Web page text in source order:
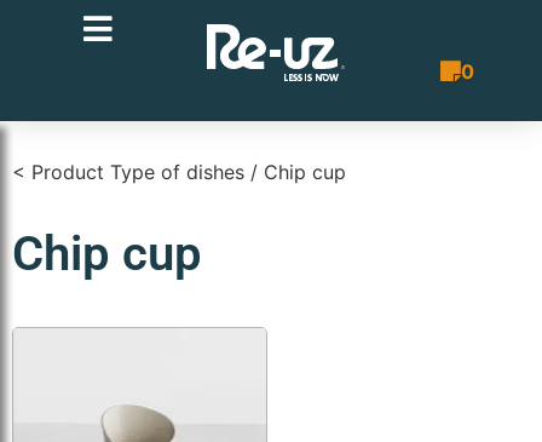
0
Quote List
< Product Type of dishes / Chip cup
Chip cup